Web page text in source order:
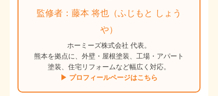
監修者：藤本 将也（ふじもと しょう
や）
ホーミーズ株式会社 代表。
熊本を拠点に、外壁・屋根塗装、工場・アパート
塗装、住宅リフォームなど幅広く対応。
▶ プロフィールページはこちら